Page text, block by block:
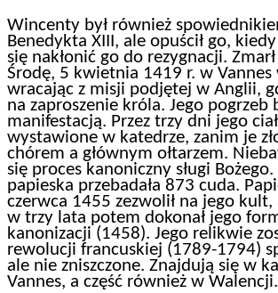
Wincenty był również
Benedykta XIII, ale opuścił go,
się nakłonić go do rezygnacji.
Środę, 5 kwietnia 1419 r. w Vannes
wracając z misji podjętej w Anglii,
na zaproszenie króla. Jego pogrzeb
manifestacją. Przez trzy dni jego
wystawione w katedrze, zanim je
chórem a głównym ołtarzem.
się proces kanoniczny sługi
papieska przebadała 873 cuda.
czerwca 1455 zezwolił na jego kult,
w trzy lata potem dokonał jego
kanonizacji (1458). Jego relikwie
rewolucji francuskiej (1789-1794)
ale nie zniszczone. Znajdują się w
Vannes, a część również w Walencji.